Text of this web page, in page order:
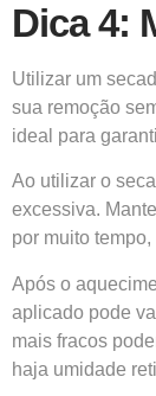
Dica 4:
Utilizar um
sua remoção
ideal para
Ao utilizar o
excessiva.
por muito
Após o
aplicado pode
mais fracos
haja umidade